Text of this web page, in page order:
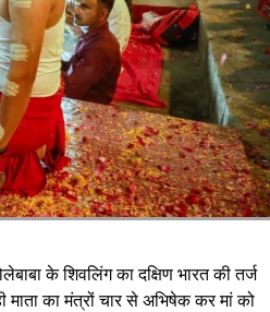
के शिवलिंग का दक्षिण भारत की तर्ज
का मंत्रों चार से अभिषेक कर मां को